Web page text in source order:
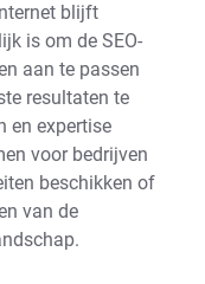
blijft
is om de SEO-
aan te passen
resultaten te
en expertise
voor bedrijven
beschikken of
van de